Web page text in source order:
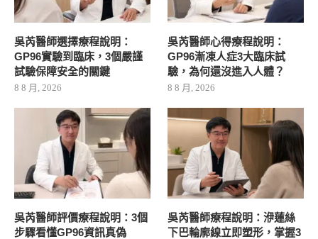
吳芮醫師選擇療程說明：
GP96實驗到臨床，3個嚴謹
試驗保障安全的關鍵
8 8 月, 2026
吳芮醫師心得療程說明：
GP96漸凍人症3大臨床試
驗，為何還沒進入人體？
8 8 月, 2026
吳芮醫師評價療程說明：3個
步驟看懂GP96資訊真偽
吳芮醫師療程說明：洢蓮絲
下巴輪廓線立即塑形，掌握3